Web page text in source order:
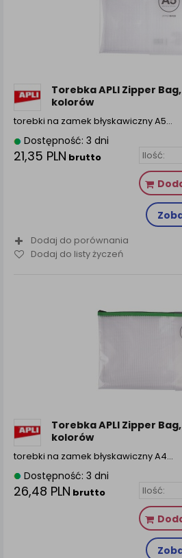
Torebka APLI Zipper
kolorów
torebki na zamek błyskawiczny A5…
Dostępność: 3 dni
21,35 PLN brutto
Dodaj do porównania
Dodaj do listy życzeń
Torebka APLI Zipper
kolorów
torebki na zamek błyskawiczny A4…
Dostępność: 3 dni
26,48 PLN brutto